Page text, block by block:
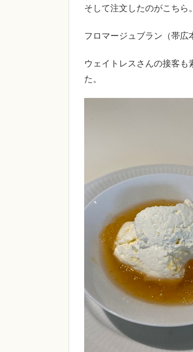
そして注文したのがこちら。
フロマージュブラン（帯広
ウェイトレスさんの接客
た。